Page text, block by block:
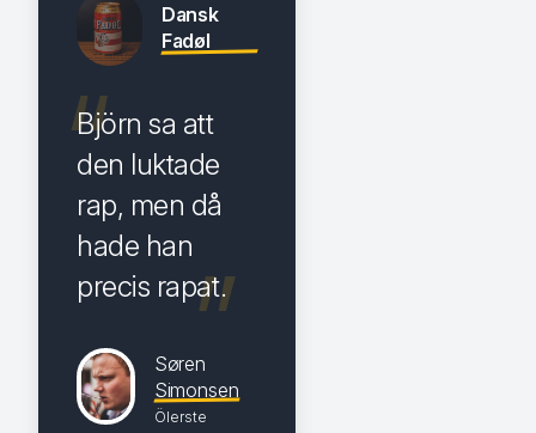
Dansk
Fadøl
Björn sa att
den luktade
rap, men då
hade han
precis rapat.
Søren
Simonsen
Ölerste